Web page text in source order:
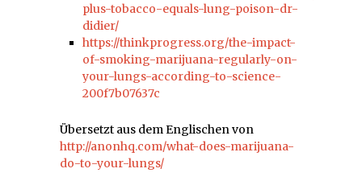
plus-tobacco-equals-lung-poison-dr-
didier/
https://thinkprogress.org/the-impact-
of-smoking-marijuana-regularly-on-
your-lungs-according-to-science-
200f7b07637c
Übersetzt aus dem Englischen von
http://anonhq.com/what-does-marijuana-
do-to-your-lungs/